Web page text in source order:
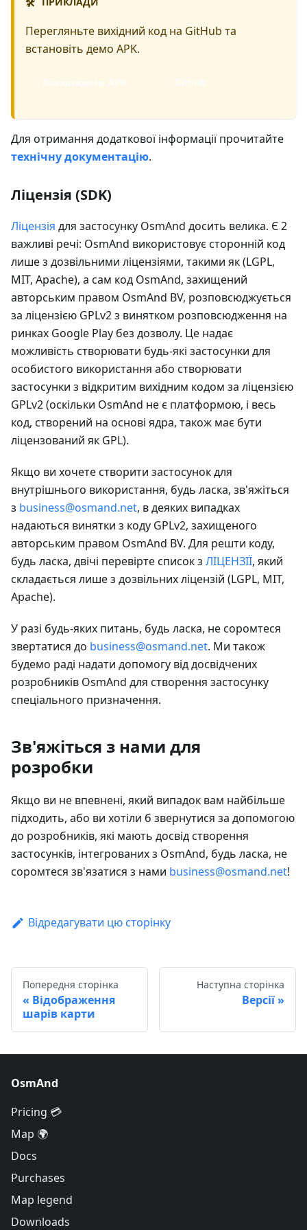
🛠️
Перегляньте вихідний код на GitHub та
встановіть демо APK.
Завантажити APK Github
Для отримання додаткової інформації прочитайте
технічну документацію.
Ліцензія (SDK)
Ліцензія для застосунку OsmAnd досить велика. Є 2
важливі речі: OsmAnd використовує сторонній код
лише з дозвільними ліцензіями, такими як (LGPL,
MIT, Apache), а сам код OsmAnd, захищений
авторським правом OsmAnd BV, розповсюджується
за ліцензією GPLv2 з винятком розповсюдження на
ринках Google Play без дозволу. Це надає
можливість створювати будь-які застосунки для
особистого використання або створювати
застосунки з відкритим вихідним кодом за ліцензією
GPLv2 (оскільки OsmAnd не є платформою, і весь
код, створений на основі ядра, також має бути
ліцензований як GPL).
Якщо ви хочете створити застосунок для
внутрішнього використання, будь ласка, зв'яжіться
з business@osmand.net, в деяких випадках
надаються винятки з коду GPLv2, захищеного
авторським правом OsmAnd BV. Для решти коду,
будь ласка, двічі перевірте список з ЛІЦЕНЗІЇ, який
складається лише з дозвільних ліцензій (LGPL, MIT,
Apache).
У разі будь-яких питань, будь ласка, не соромтеся
звертатися до business@osmand.net. Ми також
будемо раді надати допомогу від досвідчених
розробників OsmAnd для створення застосунку
спеціального призначення.
Зв'яжіться з нами для
розробки
Якщо ви не впевнені, який випадок вам найбільше
підходить, або ви хотіли б звернутися за допомогою
до розробників, які мають досвід створення
застосунків, інтегрованих з OsmAnd, будь ласка, не
соромтеся зв'язатися з нами business@osmand.net!
Відредагувати цю сторінку
Попередня сторінка
Відображення
шарів карти
Наступна сторінка
Версії
OsmAnd
Pricing 💳
Map 🌍
Docs
Purchases
Map legend
Downloads